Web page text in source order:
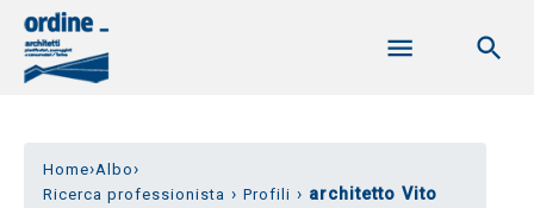
Home›Albo›
Ricerca professionista › Profili › architetto Vito